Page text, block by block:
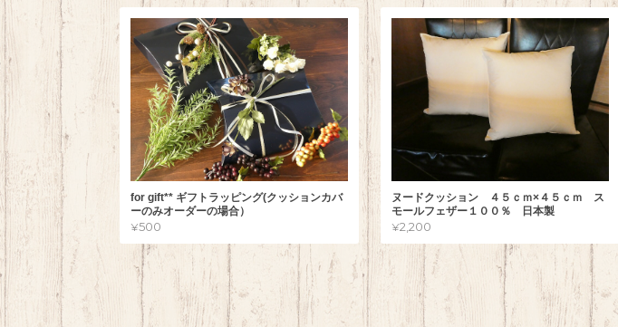
for gift** ギフトラッピング(クッションカバ
ーのみオーダーの場合）
¥500
ヌードクッション ４５ｃｍ×４５ｃｍ ス
モールフェザー１００％ 日本製
¥2,200